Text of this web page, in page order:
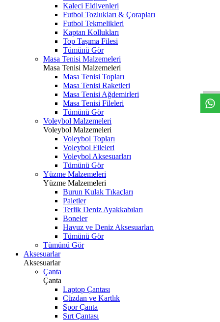
Kaleci Eldivenleri
Futbol Tozlukları & Çorapları
Futbol Tekmelikleri
Kaptan Kollukları
Top Taşıma Filesi
Tümünü Gör
Masa Tenisi Malzemeleri
Masa Tenisi Malzemeleri
Masa Tenisi Topları
Masa Tenisi Raketleri
Masa Tenisi Ağdemirleri
Masa Tenisi Fileleri
Tümünü Gör
Voleybol Malzemeleri
Voleybol Malzemeleri
Voleybol Topları
Voleybol Fileleri
Voleybol Aksesuarları
Tümünü Gör
Yüzme Malzemeleri
Yüzme Malzemeleri
Burun Kulak Tıkaçları
Paletler
Terlik Deniz Ayakkabıları
Boneler
Havuz ve Deniz Aksesuarları
Tümünü Gör
Tümünü Gör
Aksesuarlar
Aksesuarlar
Çanta
Çanta
Laptop Çantası
Cüzdan ve Kartlık
Spor Çanta
Sırt Çantası